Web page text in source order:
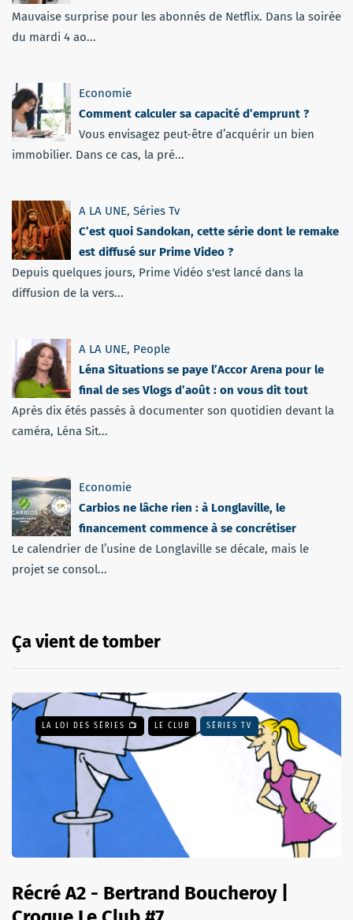
Mauvaise surprise pour les abonnés de Netflix. Dans la soirée
du mardi 4 ao...
Economie
Comment calculer sa capacité d’emprunt ?
Vous envisagez peut-être d’acquérir un bien
immobilier. Dans ce cas, la pré...
A LA UNE, Séries Tv
C’est quoi Sandokan, cette série dont le remake
est diffusé sur Prime Video ?
Depuis quelques jours, Prime Vidéo s'est lancé dans la
diffusion de la vers...
A LA UNE, People
Léna Situations se paye l’Accor Arena pour le
final de ses Vlogs d’août : on vous dit tout
Après dix étés passés à documenter son quotidien devant la
caméra, Léna Sit...
Economie
Carbios ne lâche rien : à Longlaville, le
financement commence à se concrétiser
Le calendrier de l’usine de Longlaville se décale, mais le
projet se consol...
Ça vient de tomber
LA LOI DES SÉRIES 📺 LE CLUB SÉRIES TV
Récré A2 - Bertrand Boucheroy |